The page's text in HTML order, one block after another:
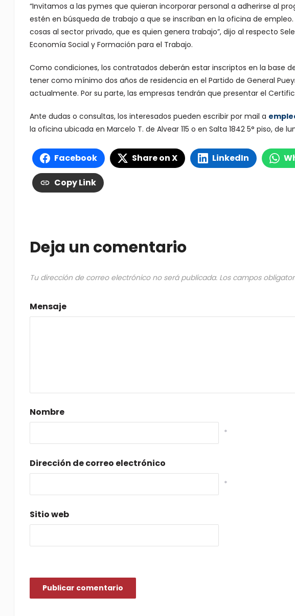
“Invitamos a las pymes que quieran incorporar personal a adherirse al
estén en búsqueda de trabajo a que se inscriban en la oficina de
cosas al sector privado, que es quien genera trabajo”, dijo al respecto
Economía Social y Formación para el Trabajo.
Como condiciones, los contratados deberán estar inscriptos en la base
tener como mínimo dos años de residencia en el Partido de General
actualmente. Por su parte, las empresas tendrán que presentar el
Ante dudas o consultas, los interesados pueden escribir por mail a
la oficina ubicada en Marcelo T. de Alvear 115 o en Salta 1842 5° piso, de
Facebook Share on X LinkedIn
Copy Link
Deja un comentario
Tu dirección de correo electrónico no será publicada. Los campos
Mensaje
Nombre
*
Dirección de correo electrónico
*
Sitio web